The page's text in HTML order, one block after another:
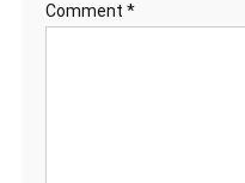
Comment *